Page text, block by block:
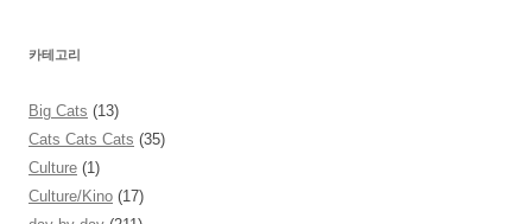
카테고리
Big Cats (13)
Cats Cats Cats (35)
Culture (1)
Culture/Kino (17)